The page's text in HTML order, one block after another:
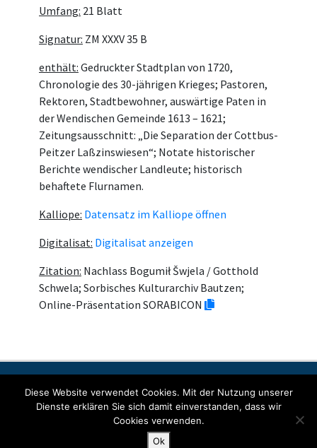
Umfang: 21 Blatt
Signatur: ZM XXXV 35 B
enthält: Gedruckter Stadtplan von 1720,
Chronologie des 30-jährigen Krieges; Pastoren,
Rektoren, Stadtbewohner, auswärtige Paten in
der Wendischen Gemeinde 1613 – 1621;
Zeitungsausschnitt: „Die Separation der Cottbus-
Peitzer Laßzinswiesen“; Notate historischer
Berichte wendischer Landleute; historisch
behaftete Flurnamen.
Kalliope: Datensatz im Kalliope öffnen
Digitalisat: Digitalisat anzeigen
Zitation: Nachlass Bogumił Šwjela / Gotthold
Schwela; Sorbisches Kulturarchiv Bautzen;
Online-Präsentation SORABICON
© Copyright 2022 SORABICON. All Rights Reserved.
Diese Website verwendet Cookies. Mit der Nutzung unserer
Dienste erklären Sie sich damit einverstanden, dass wir
Cookies verwenden.
Ok